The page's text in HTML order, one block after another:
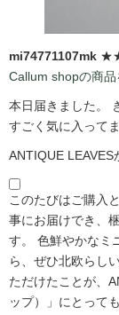
mi74771107mk
Callum shopの商品
本日届きました。
すごく気に入って
ANTIQUE LEAVES
このたびはご購入
事にお届けでき、
す。 色鮮やかなミ
ら、ぜひ北欧らし
ただけたことが、
ップ）」にとって